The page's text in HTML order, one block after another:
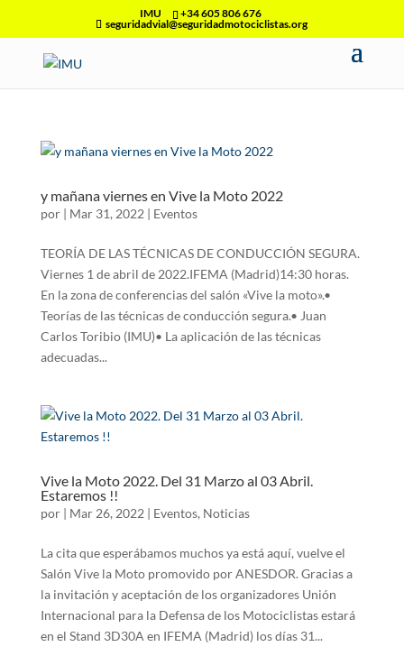
IMU
+34 605 806 676
seguridadvial@seguridadmotociclistas.org
y mañana viernes en Vive la Moto 2022
por | Mar 31, 2022 | Eventos
TEORÍA DE LAS TÉCNICAS DE CONDUCCIÓN SEGURA.
Viernes 1 de abril de 2022.IFEMA (Madrid)14:30 horas.
En la zona de conferencias del salón «Vive la moto».•
Teorías de las técnicas de conducción segura.• Juan
Carlos Toribio (IMU)• La aplicación de las técnicas
adecuadas...
Vive la Moto 2022. Del 31 Marzo al 03 Abril.
Estaremos !!
por | Mar 26, 2022 | Eventos, Noticias
La cita que esperábamos muchos ya está aquí, vuelve el
Salón Vive la Moto promovido por ANESDOR. Gracias a
la invitación y aceptación de los organizadores Unión
Internacional para la Defensa de los Motociclistas estará
en el Stand 3D30A en IFEMA (Madrid) los días 31...